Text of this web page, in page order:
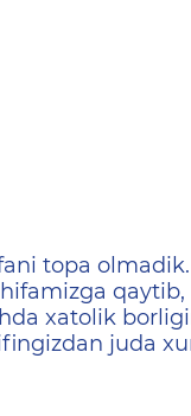
topa
xatolik
juda